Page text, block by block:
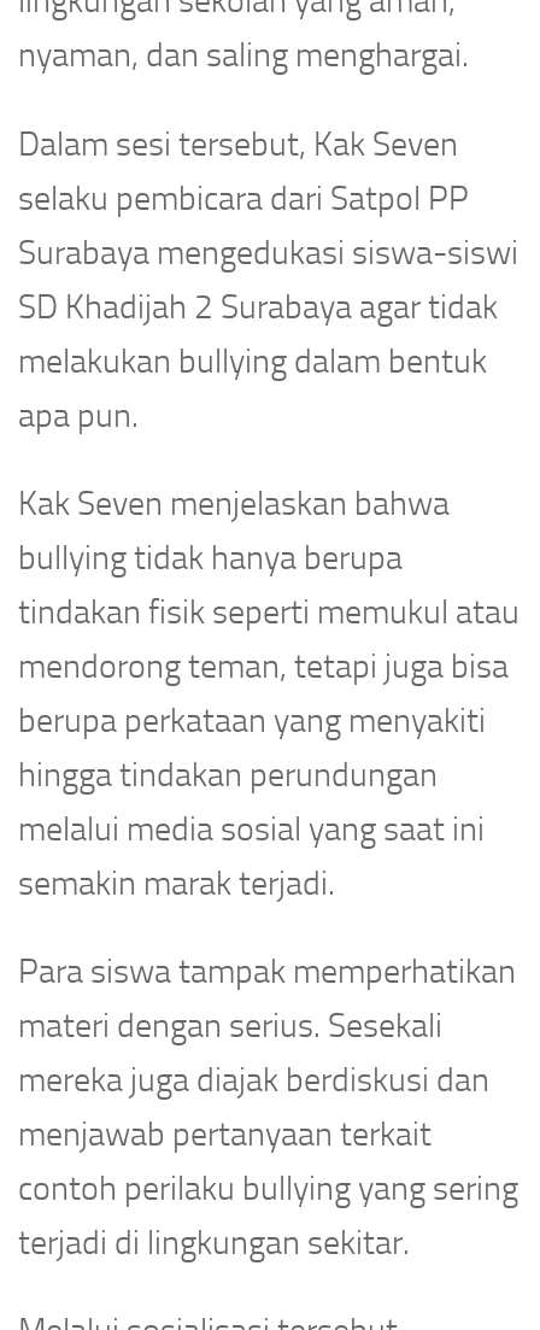
nyaman, dan saling menghargai.
Dalam sesi tersebut, Kak Seven
selaku pembicara dari Satpol PP
Surabaya mengedukasi siswa-siswi
SD Khadijah 2 Surabaya agar tidak
melakukan bullying dalam bentuk
apa pun.
Kak Seven menjelaskan bahwa
bullying tidak hanya berupa
tindakan fisik seperti memukul atau
mendorong teman, tetapi juga bisa
berupa perkataan yang menyakiti
hingga tindakan perundungan
melalui media sosial yang saat ini
semakin marak terjadi.
Para siswa tampak memperhatikan
materi dengan serius. Sesekali
mereka juga diajak berdiskusi dan
menjawab pertanyaan terkait
contoh perilaku bullying yang sering
terjadi di lingkungan sekitar.